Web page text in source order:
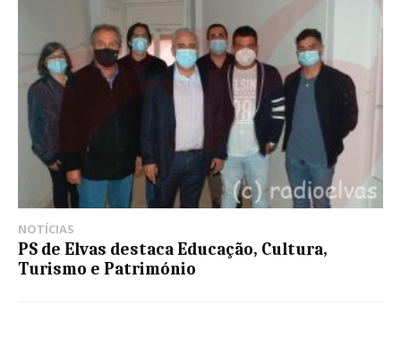
NOTÍCIAS
PS de Elvas destaca Educação, Cultura,
Turismo e Património